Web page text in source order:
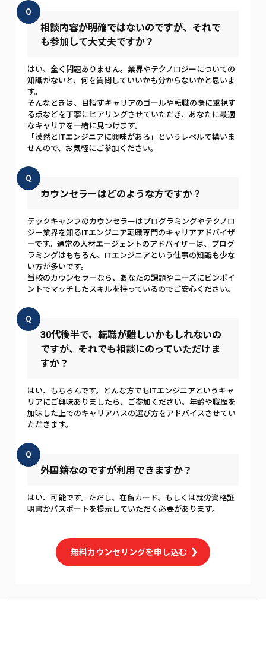
Q
相談内容が明確ではないのですが、それで
も参加して大丈夫ですか？
はい、全く問題ありません。業界やテクノロジーについての
知識がないと、何を質問していいかも分からないかと思いま
す。
そんなときは、目指すキャリアのゴールや転職の際に重視す
る点などを丁寧にヒアリングさせていただき、あなたに最適
なキャリアを一緒に見つけます。
「漠然とITエンジニアに興味がある」というレベルで構いま
せんので、お気軽にご参加ください。
Q
カウンセラーはどのような方ですか？
テックキャンプのカウンセラーはプログラミングやテクノロ
ジー業界を知るITエンジニア転職専門のキャリアアドバイザ
ーです。通常の人材エージェントのアドバイザーは、プログ
ラミングはもちろん、ITエンジニアという仕事の知識も少な
い方が多いです。
当校のカウンセラーなら、あなたの課題やニーズにピンポイ
ントでマッチしたスキルを持っているのでご安心ください。
Q
30代後半で、転職が難しいかもしれないの
ですが、それでも相談にのっていただけま
すか？
はい、もちろんです。どんな方でもITエンジニアというキャ
リアにご興味ありましたら、ご参加ください。年齢や職歴を
加味した上でのキャリアパスの選び方をアドバイスさせてい
ただきます。
Q
外国籍なのですが利用できますか？
はい、可能です。ただし、在留カード、もしくは就労資格証
明書かパスポートを提示していただく必要があります。
無料カウンセリングを申し込む